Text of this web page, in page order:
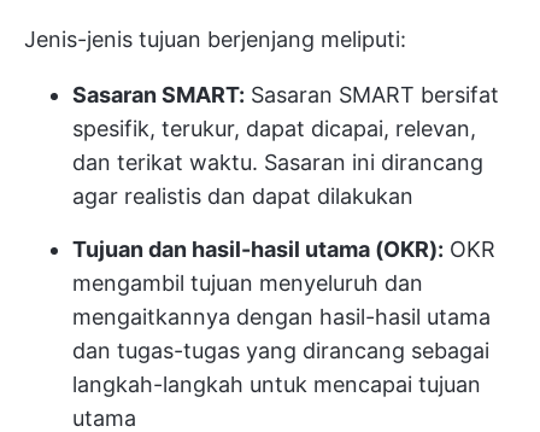
Jenis-jenis tujuan berjenjang meliputi:
Sasaran SMART: Sasaran SMART bersifat
spesifik, terukur, dapat dicapai, relevan,
dan terikat waktu. Sasaran ini dirancang
agar realistis dan dapat dilakukan
Tujuan dan hasil-hasil utama (OKR): OKR
mengambil tujuan menyeluruh dan
mengaitkannya dengan hasil-hasil utama
dan tugas-tugas yang dirancang sebagai
langkah-langkah untuk mencapai tujuan
utama